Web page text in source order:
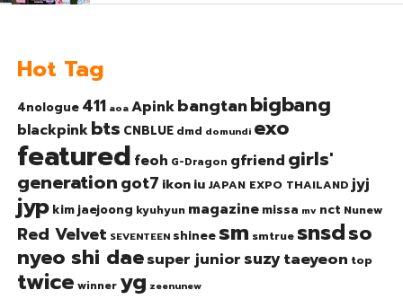
Hot Tag
4nologue 411 aoa Apinkbangtanbigbang
blackpinkbts CNBLUE dmd domundi exo
featured feoh G-Dragon gfriend girls'
generationgot7 ikoniu JAPAN EXPO THAILAND jyj
jyp kim jaejoong kyuhyun magazine missa mv nct Nunew
Red Velvet SEVENTEEN shinee sm smtrue snsdso
nyeo shi daesuper junior suzytaeyeon top
twice winner yg zeenunew